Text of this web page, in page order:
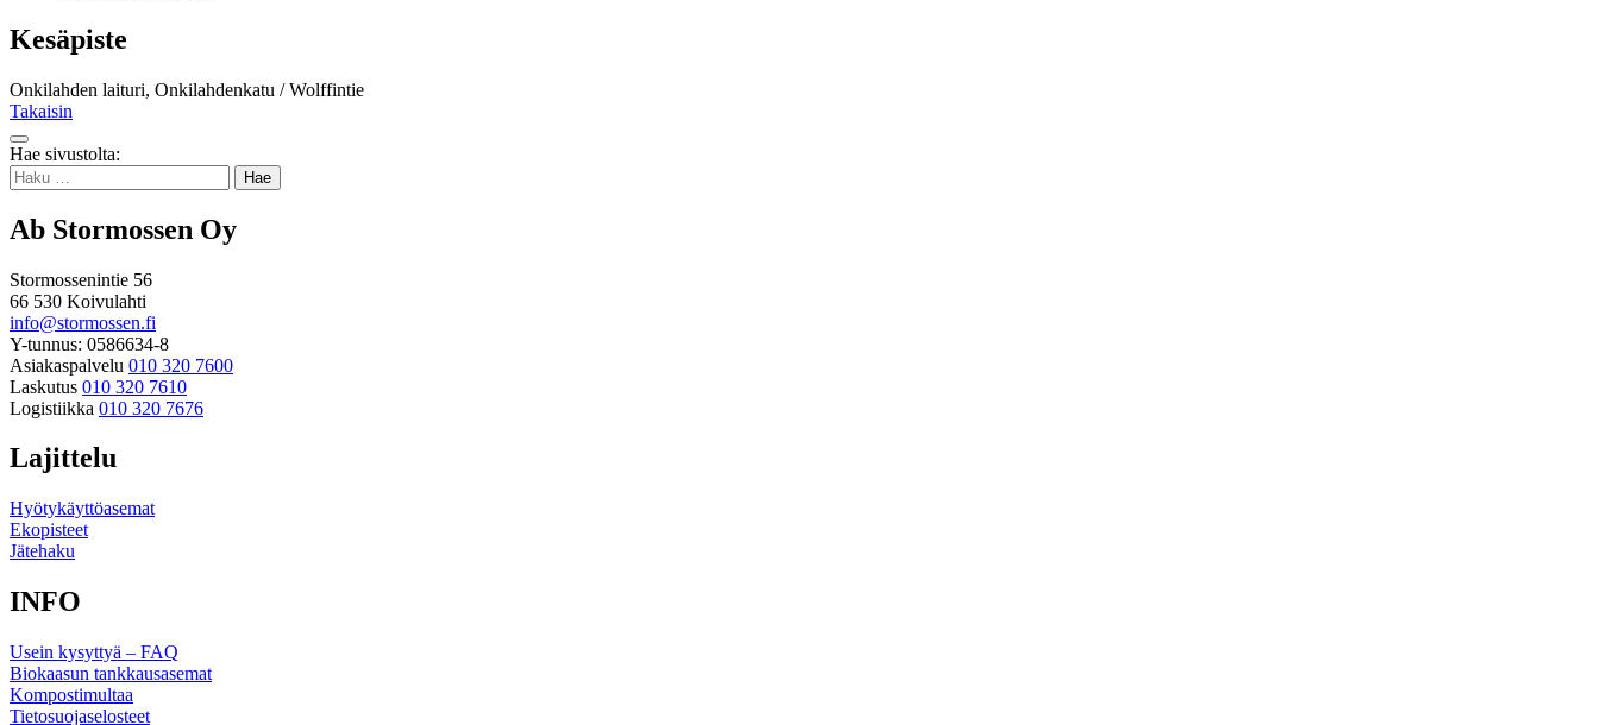
Kesäpiste
Onkilahden laituri, Onkilahdenkatu / Wolffintie
Takaisin
Takaisin
ylös
Hae sivustolta:
Haku:
Ab Stormossen Oy
Stormossenintie 56
66 530 Koivulahti
info@stormossen.fi
Y-tunnus: 0586634-8
Asiakaspalvelu 010 320 7600
Laskutus 010 320 7610
Logistiikka 010 320 7676
Lajittelu
Hyötykäyttöasemat
Ekopisteet
Jätehaku
INFO
Usein kysyttyä – FAQ
Biokaasun tankkausasemat
Kompostimultaa
Tietosuojaselosteet